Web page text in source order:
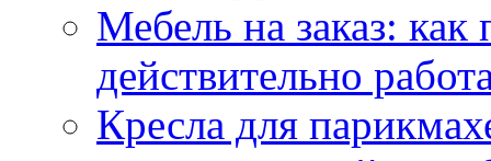
Мебель на заказ:
действительно
Кресла для